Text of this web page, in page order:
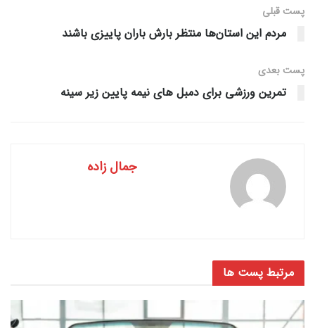
پست قبلی
مردم این استان‌ها منتظر بارش باران پاییزی باشند
پست‌ بعدی
تمرین ورزشی برای دمبل های نیمه پایین زیر سینه
جمال زاده
مرتبط پست ها